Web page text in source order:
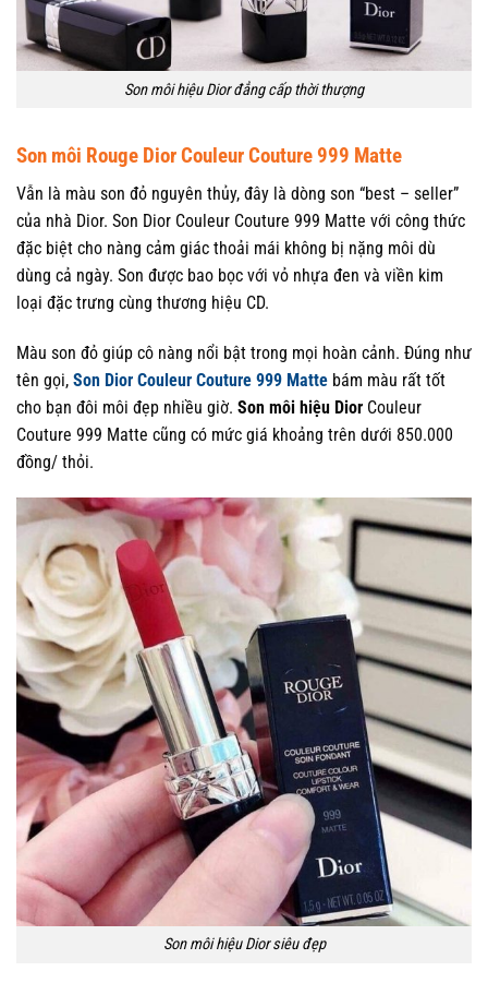
Son môi hiệu Dior đẳng cấp thời thượng
Son môi Rouge Dior Couleur Couture 999 Matte
Vẫn là màu son đỏ nguyên thủy, đây là dòng son “best – seller”
của nhà Dior. Son Dior Couleur Couture 999 Matte với công thức
đặc biệt cho nàng cảm giác thoải mái không bị nặng môi dù
dùng cả ngày. Son được bao bọc với vỏ nhựa đen và viền kim
loại đặc trưng cùng thương hiệu CD.
Màu son đỏ giúp cô nàng nổi bật trong mọi hoàn cảnh. Đúng như
tên gọi, Son Dior Couleur Couture 999 Matte bám màu rất tốt
cho bạn đôi môi đẹp nhiều giờ. Son môi hiệu Dior Couleur
Couture 999 Matte cũng có mức giá khoảng trên dưới 850.000
đồng/ thỏi.
Son môi hiệu Dior siêu đẹp